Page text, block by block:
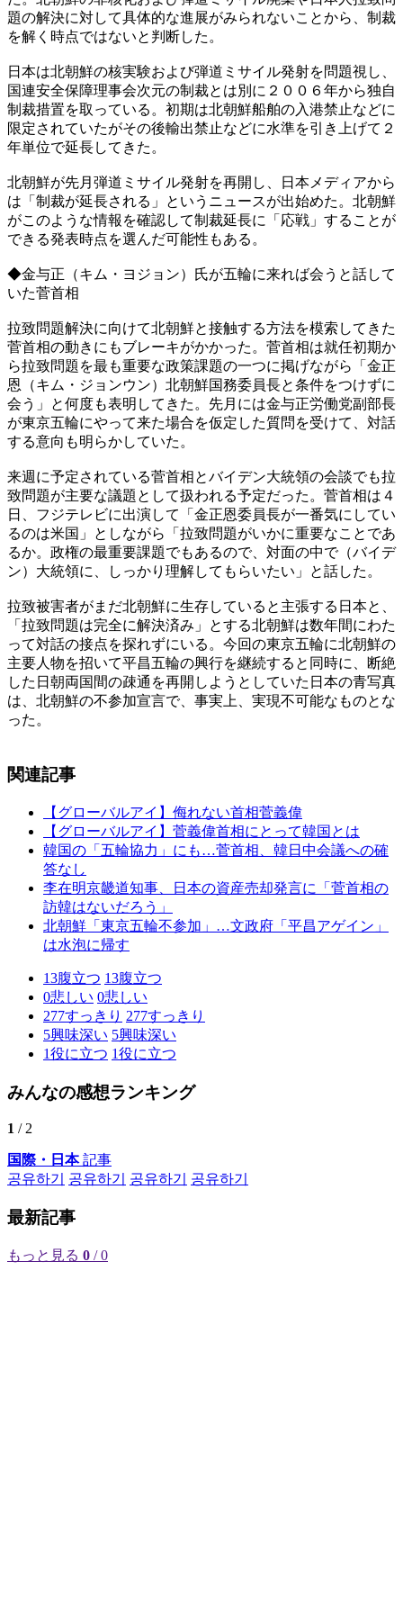
題の解決に対して具体的な進展がみられないことから、制裁
を解く時点ではないと判断した。
日本は北朝鮮の核実験および弾道ミサイル発射を問題視し、
国連安全保障理事会次元の制裁とは別に２００６年から独自
制裁措置を取っている。初期は北朝鮮船舶の入港禁止などに
限定されていたがその後輸出禁止などに水準を引き上げて２
年単位で延長してきた。
北朝鮮が先月弾道ミサイル発射を再開し、日本メディアから
は「制裁が延長される」というニュースが出始めた。北朝鮮
がこのような情報を確認して制裁延長に「応戦」することが
できる発表時点を選んだ可能性もある。
◆金与正（キム・ヨジョン）氏が五輪に来れば会うと話して
いた菅首相
拉致問題解決に向けて北朝鮮と接触する方法を模索してきた
菅首相の動きにもブレーキがかかった。菅首相は就任初期か
ら拉致問題を最も重要な政策課題の一つに掲げながら「金正
恩（キム・ジョンウン）北朝鮮国務委員長と条件をつけずに
会う」と何度も表明してきた。先月には金与正労働党副部長
が東京五輪にやって来た場合を仮定した質問を受けて、対話
する意向も明らかしていた。
来週に予定されている菅首相とバイデン大統領の会談でも拉
致問題が主要な議題として扱われる予定だった。菅首相は４
日、フジテレビに出演して「金正恩委員長が一番気にしてい
るのは米国」としながら「拉致問題がいかに重要なことであ
るか。政権の最重要課題でもあるので、対面の中で（バイデ
ン）大統領に、しっかり理解してもらいたい」と話した。
拉致被害者がまだ北朝鮮に生存していると主張する日本と、
「拉致問題は完全に解決済み」とする北朝鮮は数年間にわた
って対話の接点を探れずにいる。今回の東京五輪に北朝鮮の
主要人物を招いて平昌五輪の興行を継続すると同時に、断絶
した日朝両国間の疎通を再開しようとしていた日本の青写真
は、北朝鮮の不参加宣言で、事実上、実現不可能なものとな
った。
関連記事
【グローバルアイ】侮れない首相菅義偉
【グローバルアイ】菅義偉首相にとって韓国とは
韓国の「五輪協力」にも…菅首相、韓日中会議への確
答なし
李在明京畿道知事、日本の資産売却発言に「菅首相の
訪韓はないだろう」
北朝鮮「東京五輪不参加」…文政府「平昌アゲイン」
は水泡に帰す
13腹立つ 13腹立つ
0悲しい 0悲しい
277すっきり 277すっきり
5興味深い 5興味深い
1役に立つ 1役に立つ
みんなの感想ランキング
1 / 2
国際・日本記事
공유하기
공유하기 공유하기 공유하기
最新記事
もっと見る 0 / 0